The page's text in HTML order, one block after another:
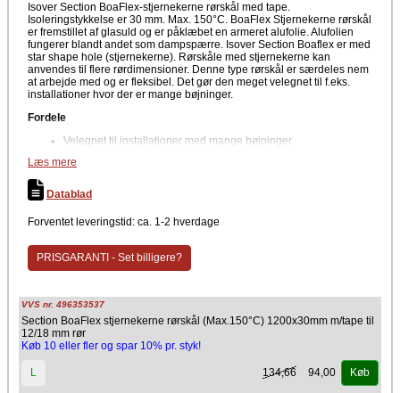
Isover Section BoaFlex-stjernekerne rørskål med tape.
Isoleringstykkelse er 30 mm. Max. 150°C. BoaFlex Stjernekerne rørskål
er fremstillet af glasuld og er påklæbet en armeret alufolie. Alufolien
fungerer blandt andet som dampspærre. Isover Section Boaflex er med
star shape hole (stjernekerne). Rørskåle med stjernekerne kan
anvendes til flere rørdimensioner. Denne type rørskål er særdeles nem
at arbejde med og er fleksibel. Det gør den meget velegnet til f.eks.
installationer hvor der er mange bøjninger.
Fordele
Velegnet til installationer med mange bøjninger
Vandafvisende
Ingen tilskæring ved rørbøjninger
Samme rørskål passer til flere rørdimensioner
Med armeret folie der fungerer som dampspærrer
Optaget i databasen for byggeprodukter, der kan bruges i
Tekniske data
Isoleringstykkelse: 30 mm
Brandklasse: NPD
Densitet: 35 kg/m3
Indvendig diameter: 12; 15; 18 mm
databasen for byggeprodukter, som kan anvendes i
Læs mere
Datablad
Forventet leveringstid: ca. 1-2 hverdage
PRISGARANTI - Set billigere?
VVS nr. 496353537
Section BoaFlex stjernekerne rørskål (Max.150°C) 1200x30mm m/tape til
12/18 mm rør
Køb 10 eller fler og spar 10% pr. styk!
L 134,66 94,00 Køb